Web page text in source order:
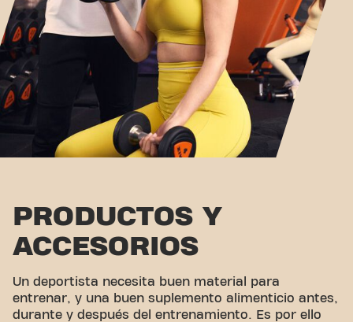
PRODUCTOS Y
ACCESORIOS
Un deportista necesita buen material para
entrenar, y una buen suplemento alimenticio antes,
durante y después del entrenamiento. Es por ello